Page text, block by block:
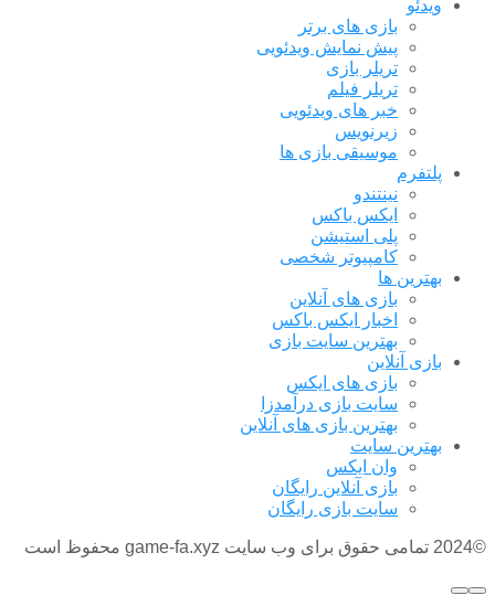
ویدئو
بازی های برتر
پیش نمایش ویدئویی
تریلر بازی
تریلر فیلم
خبر های ویدئویی
زیرنویس
موسیقی بازی ها
پلتفرم
نینتندو
ایکس باکس
پلی استیشن
کامپیوتر شخصی
بهترین ها
بازی های آنلاین
اخبار ایکس باکس
بهترین سایت بازی
بازی آنلاین
بازی های ایکس
سایت بازی درآمدزا
بهترین بازی های آنلاین
بهترین سایت
وان ایکس
بازی آنلاین رایگان
سایت بازی رایگان
©2024 تمامی حقوق برای وب سایت game-fa.xyz محفوظ است